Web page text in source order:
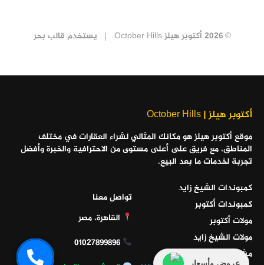
عروض وأسعار
© 2026 أكتوبر هيلز October Hills يستخدم قالب بحر
أكتوبر هيلز | October Hills
موقع أكتوبر هيلز هو مكانك المثالي لشراء العقارات في مختلف
المناطق، مع فريق على أعلى مستوى من الاحترافية والخبرة وأفضل
تجربة لخدمات ما بعد البيع.
كمبوندات الشيخ زايد
كمبوندات أكتوبر
مولات أكتوبر
مولات الشيخ زايد
مشاريع الساحل الشمالي
تواصل معنا
القاهرة، مصر
01027899896